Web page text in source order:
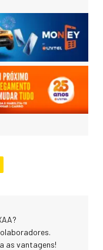
as vantagens!